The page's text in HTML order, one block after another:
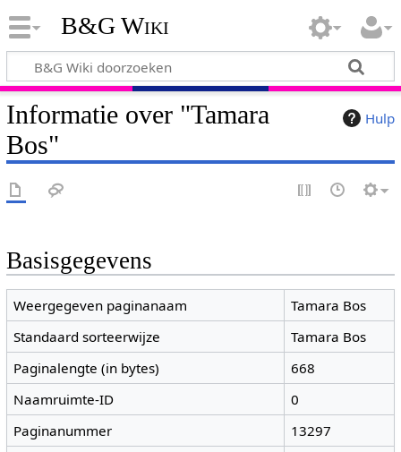
B&G Wiki
Hulp
Informatie over "Tamara
Bos"
Basisgegevens
Weergegeven paginanaam
Tamara Bos
Standaard sorteerwijze
Tamara Bos
Paginalengte (in bytes)
668
Naamruimte-ID
0
Paginanummer
13297